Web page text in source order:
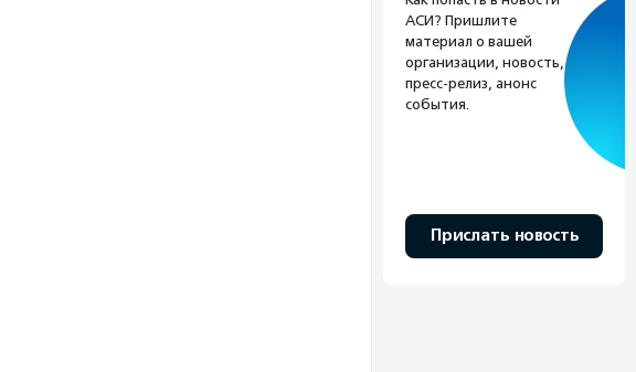
АСИ? Пришлите
материал о вашей
организации, новость,
пресс-релиз, анонс
события.
Прислать новость